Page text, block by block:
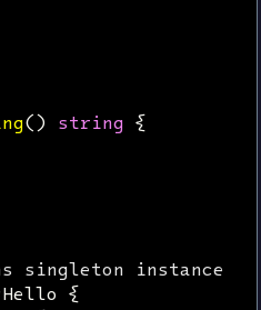
() string {
singleton instance
Hello {